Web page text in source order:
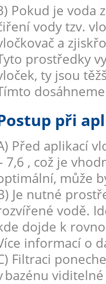
Pokud je voda
vody tzv.
a
prostředky
ty jsou
při
Před aplikací
7,6 , což je
může
Je nutné
vodě.
dojde k
informací o
Filtraci
bazénu